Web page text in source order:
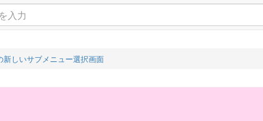
新しいサブメニュー選択画面